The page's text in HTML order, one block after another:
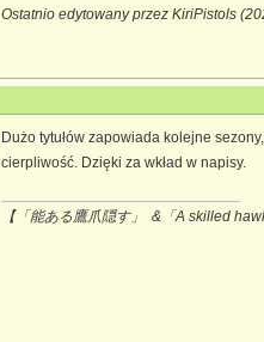
Ostatnio edytowany przez KiriPistols
Dużo tytułów zapowiada kolejne
cierpliwość. Dzięki za wkład w napisy.
【「能ある鷹爪隠す」 &「A skilled